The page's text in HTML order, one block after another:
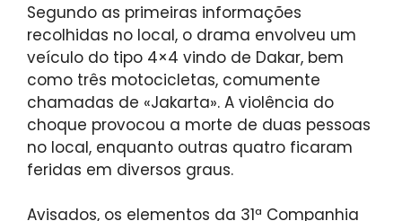
Segundo as primeiras informações
recolhidas no local, o drama envolveu um
veículo do tipo 4×4 vindo de Dakar, bem
como três motocicletas, comumente
chamadas de «Jakarta». A violência do
choque provocou a morte de duas pessoas
no local, enquanto outras quatro ficaram
feridas em diversos graus.
Avisados, os elementos da 31ª Companhia